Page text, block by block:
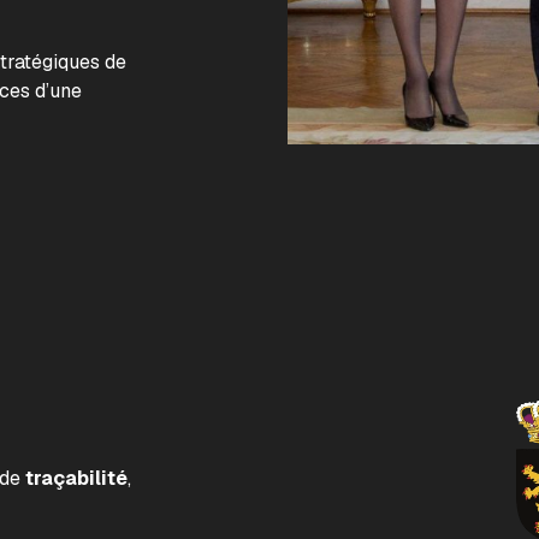
de
d’une
traçabilité,